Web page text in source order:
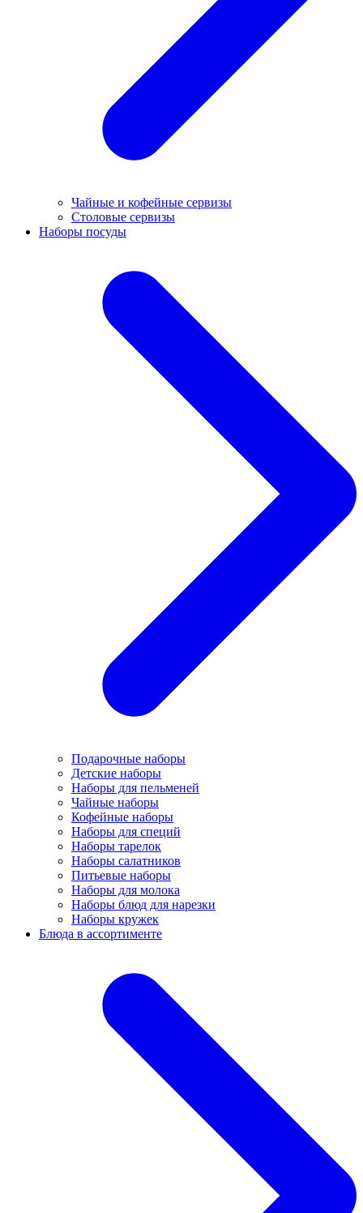
Чайные и кофейные сервизы
Столовые сервизы
Наборы посуды
Подарочные наборы
Детские наборы
Наборы для пельменей
Чайные наборы
Кофейные наборы
Наборы для специй
Наборы тарелок
Наборы салатников
Питьевые наборы
Наборы для молока
Наборы блюд для нарезки
Наборы кружек
Блюда в ассортименте